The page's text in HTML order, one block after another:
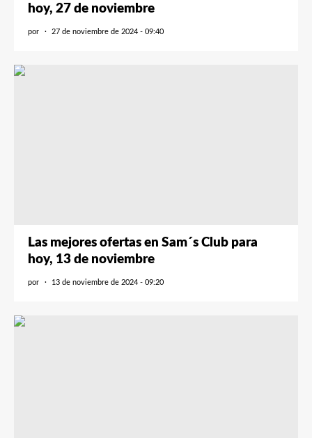
hoy, 27 de noviembre
por 27 de noviembre de 2024 - 09:40
Las mejores ofertas en Sam´s Club para
hoy, 13 de noviembre
por 13 de noviembre de 2024 - 09:20